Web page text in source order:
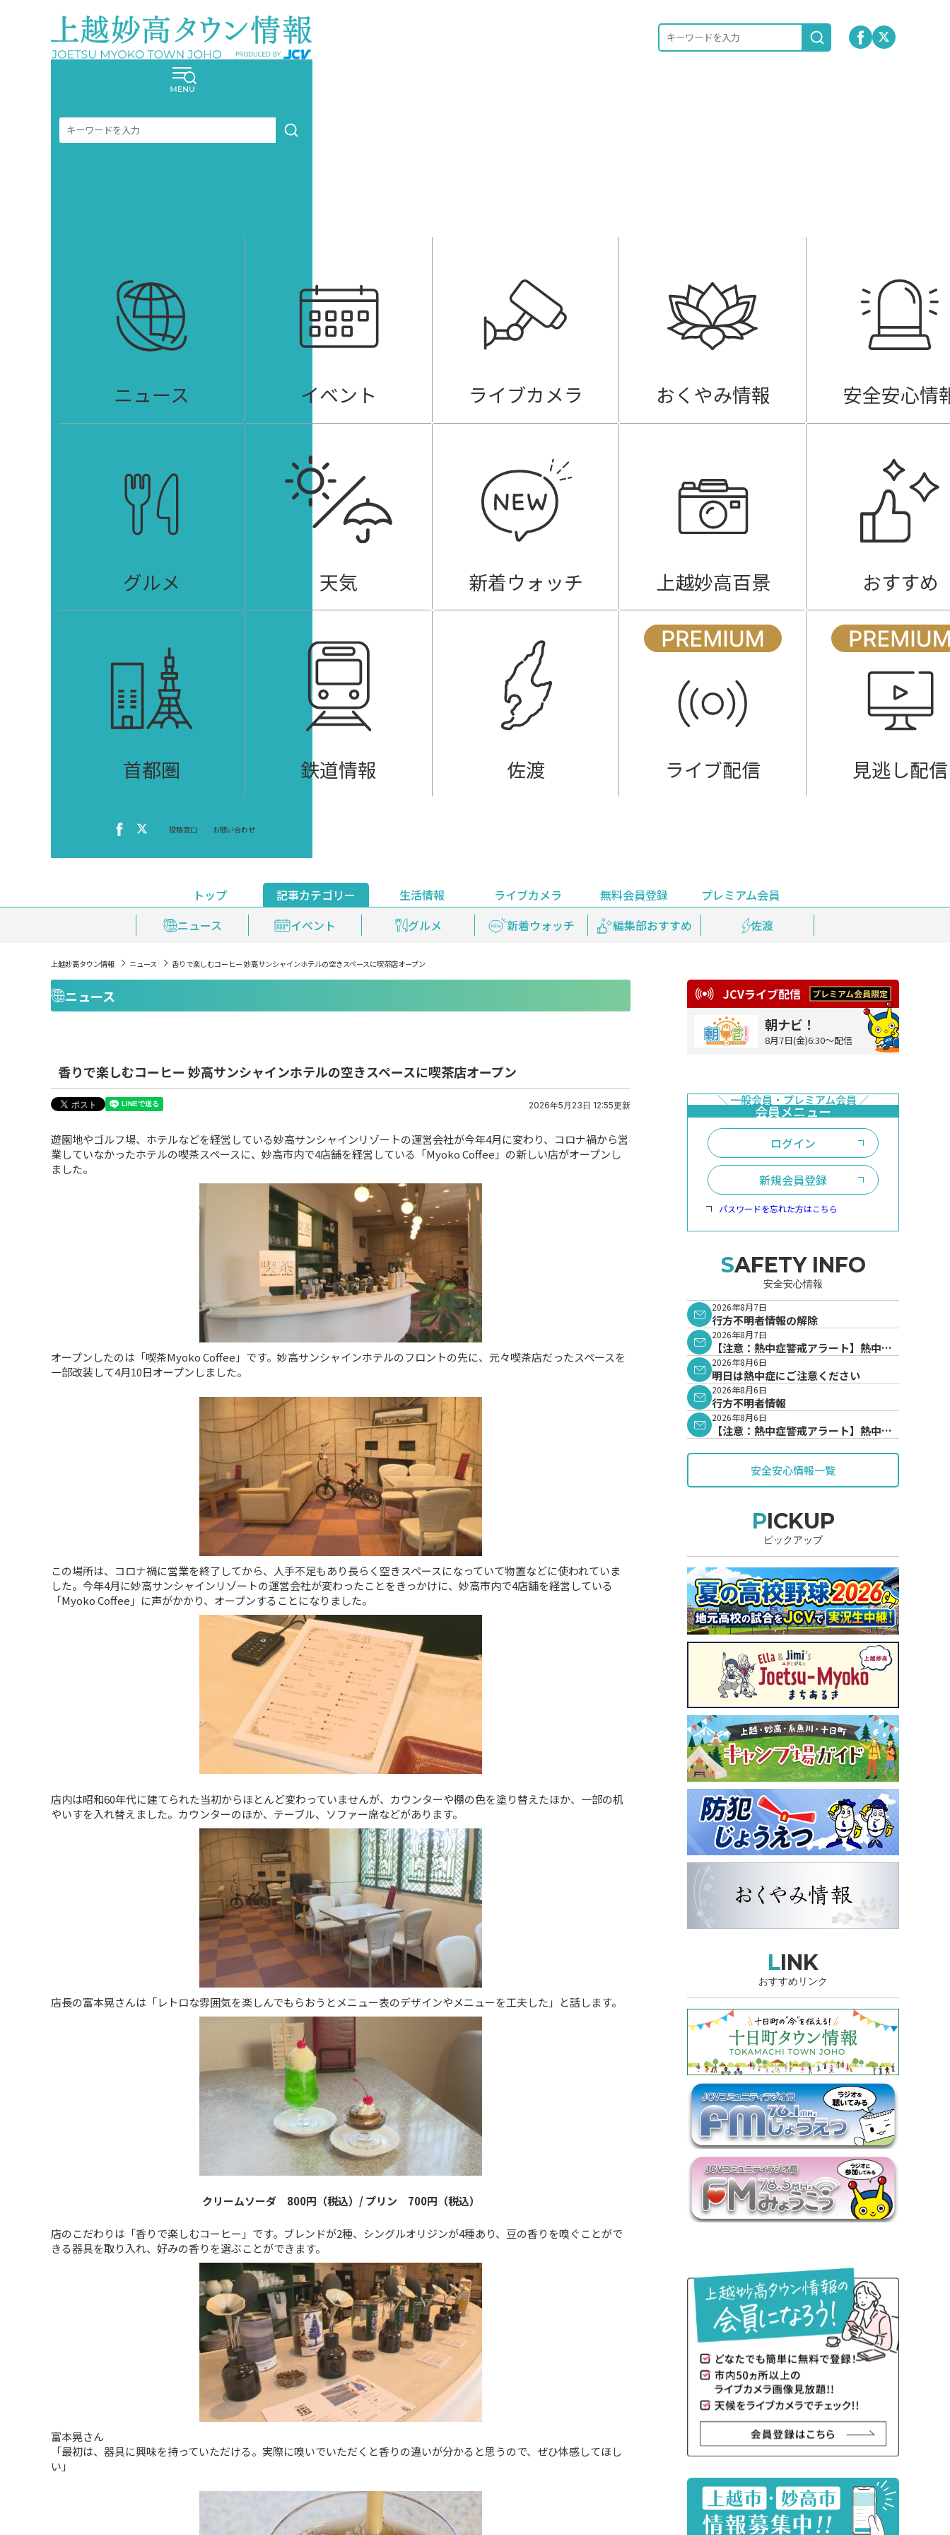
ニュース イベント ライブカメラ おくやみ情報 安全安心情
グルメ 天気 新着ウォッチ 上越妙高百景 おすすめ
首都圏 鉄道情報 佐渡 ライブ配信 見逃し配信
投稿窓口 お問い合わせ
トップ
記事カテゴリー
ニュース
イベント グルメ 新着ウォッチ 編集部おすすめ 佐渡
生活情報
おくやみ情報
安全安心情報 天気 上越妙高百景 鉄道情報
ライブカメラ 無料会員登録
プレミアム会員
ライブ配信
見逃し配信 プレミアム会員登録
上越妙高タウン情報 ニュース 香りで楽しむコーヒー 妙高サンシャインホテルの空きスペースに喫茶店オープン
ニュース
香りで楽しむコーヒー 妙高サンシャインホテルの空きスペースに喫茶店オープン
2026年5月23日 12:55更新
遊園地やゴルフ場、ホテルなどを経営している妙高サンシャインリゾートの運営会社が今年4月に変わり、コロナ禍から営
業していなかったホテルの喫茶スペースに、妙高市内で4店舗を経営している「Myoko Coffee」の新しい店がオープンし
ました。
オープンしたのは「喫茶Myoko Coffee」です。妙高サンシャインホテルのフロントの先に、元々喫茶店だったスペースを
一部改装して4月10日オープンしました。
この場所は、コロナ禍に営業を終了してから、人手不足もあり長らく空きスペースになっていて物置などに使われていま
した。今年4月に妙高サンシャインリゾートの運営会社が変わったことをきっかけに、妙高市内で4店舗を経営している
「Myoko Coffee」に声がかかり、オープンすることになりました。
店内は昭和60年代に建てられた当初からほとんど変わっていませんが、カウンターや棚の色を塗り替えたほか、一部の机
やいすを入れ替えました。カウンターのほか、テーブル、ソファー席などがあります。
店長の富本晃さんは「レトロな雰囲気を楽しんでもらおうとメニュー表のデザインやメニューを工夫した」と話します。
クリームソーダ 800円（税込）/ プリン 700円（税込）
店のこだわりは「香りで楽しむコーヒー」です。ブレンドが2種、シングルオリジンが4種あり、豆の香りを嗅ぐことがで
きる器具を取り入れ、好みの香りを選ぶことができます。
富本晃さん
「最初は、器具に興味を持っていただける。実際に嗅いでいただくと香りの違いが分かると思うので、ぜひ体感してほし
い」
JCVライブ配信
朝ナビ！
8月7日(金)6:30～配信
ログイン
新規会員登録
パスワードを忘れた方はこちら
SAFETY INFO
安全安心情報
2026年8月7日
行方不明者情報の解除
2026年8月7日
【注意：熱中症警戒アラート】熱中症
警戒アラートが発表されています。
2026年8月6日
明日は熱中症にご注意ください
2026年8月6日
行方不明者情報
2026年8月6日
【注意：熱中症警戒アラート】熱中症
安全安心情報一覧
PICKUP
ピックアップ
LINK
おすすめリンク